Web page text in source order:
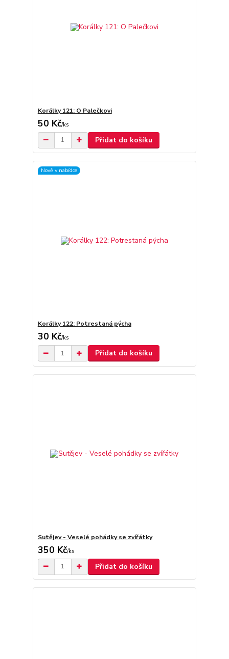
Korálky 121: O Palečkovi
50 Kč/ks
Přidat do košíku
Nově v nabídce
Korálky 122: Potrestaná pýcha
30 Kč/ks
Přidat do košíku
Sutějev - Veselé pohádky se zvířátky
350 Kč/ks
Přidat do košíku